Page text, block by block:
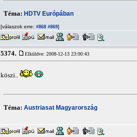
Téma: HDTV Európában
[válaszok erre: #868 #869]
5374. Elküldve: 2008-12-13 23:00:43
köszi..
Téma: Austriasat Magyarország